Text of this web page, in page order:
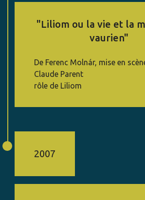
"Liliom ou la vie et la
vaurien"
De Ferenc Molnár, mise en
Claude Parent
rôle de Liliom
2007